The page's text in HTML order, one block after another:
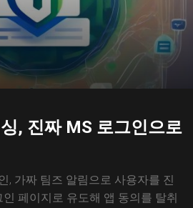
, 진짜 MS 로그인으로
, 가짜 팀즈 알림으로 사용자를 진
페이지로 유도해 앱 동의를 탈취